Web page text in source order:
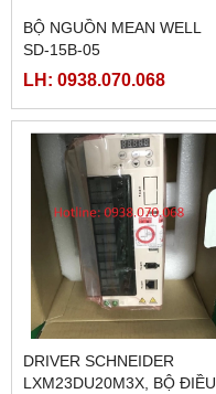
BỘ NGUỒN MEAN WELL
SD-15B-05
LH: 0938.070.068
DRIVER SCHNEIDER
LXM23DU20M3X, BỘ ĐIỀU